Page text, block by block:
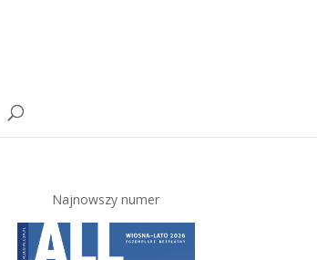
Najnowszy numer